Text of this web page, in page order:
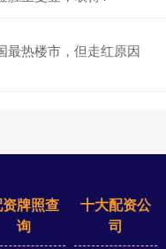
最热楼市，但走红原因
牌照查
询
十大配资公
司